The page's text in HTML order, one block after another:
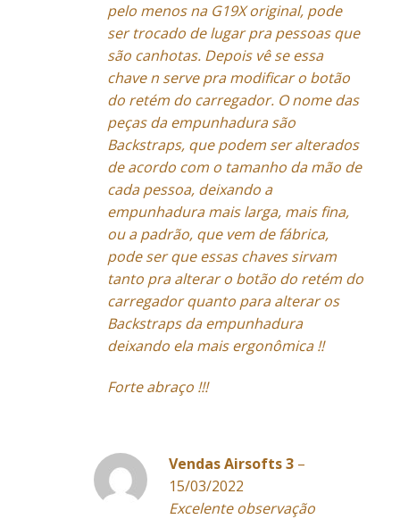
pelo menos na G19X original, pode
ser trocado de lugar pra pessoas que
são canhotas. Depois vê se essa
chave n serve pra modificar o botão
do retém do carregador. O nome das
peças da empunhadura são
Backstraps, que podem ser alterados
de acordo com o tamanho da mão de
cada pessoa, deixando a
empunhadura mais larga, mais fina,
ou a padrão, que vem de fábrica,
pode ser que essas chaves sirvam
tanto pra alterar o botão do retém do
carregador quanto para alterar os
Backstraps da empunhadura
deixando ela mais ergonômica !!
Forte abraço !!!
Vendas Airsofts 3 –
15/03/2022
Excelente observação